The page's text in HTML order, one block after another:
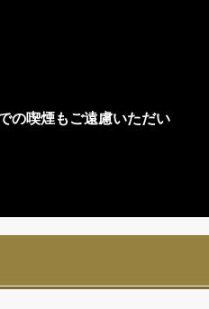
の喫煙もご遠慮いただい